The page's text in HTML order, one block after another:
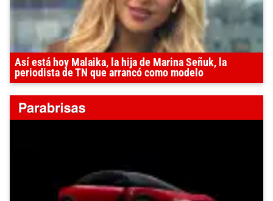
Así está hoy Malaika, la hija de Marina Señuk, la
periodista de TN que arrancó como modelo